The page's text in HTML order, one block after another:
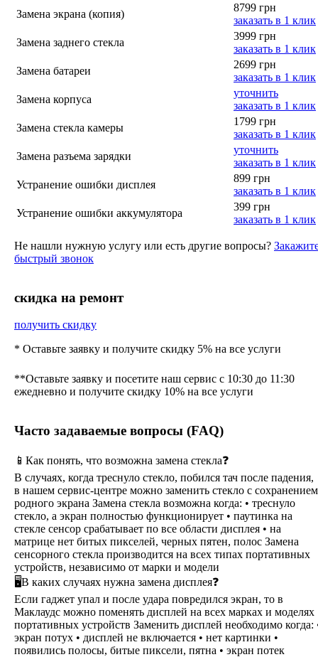
Замена экрана (копия)
8799 грн
заказать в 1 клик
Замена заднего стекла
3999 грн
заказать в 1 клик
Замена батареи
2699 грн
заказать в 1 клик
Замена корпуса
уточнить
заказать в 1 клик
Замена стекла камеры
1799 грн
заказать в 1 клик
Замена разъема зарядки
уточнить
заказать в 1 клик
Устранение ошибки дисплея
899 грн
заказать в 1 клик
Устранение ошибки аккумулятора
399 грн
заказать в 1 клик
Не нашли нужную услугу или есть другие вопросы?
быстрый звонок
cкидка на ремонт
получить скидку
* Оставьте заявку и получите скидку 5% на все услуги
**Оставьте заявку и посетите наш сервис с 10:30 до 11:30
ежедневно и получите скидку 10% на все услуги
Часто задаваемые вопросы (FAQ)
📱Как понять, что возможна замена стекла❓
В случаях, когда треснуло стекло, побился тач после падения,
в нашем сервис-центре можно заменить стекло с сохранением
родного экрана Замена стекла возможна когда: • треснуло
стекло, а экран полностью функционирует • паутинка на
стекле сенсор срабатывает по все области дисплея • на
матрице нет битых пикселей, черных пятен, полос Замена
сенсорного стекла производится на всех типах портативных
устройств, независимо от марки и модели
🖥В каких случаях нужна замена дисплея❓
Если гаджет упал и после удара повредился экран, то в
Маклаудс можно поменять дисплей на всех марках и моделях
портативных устройств Заменить дисплей необходимо когда:
экран потух • дисплей не включается • нет картинки •
появились полосы, битые пиксели, пятна • экран потек